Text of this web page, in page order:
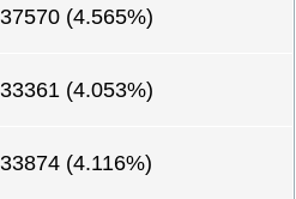
37570 (4.565%)
33361 (4.053%)
33874 (4.116%)